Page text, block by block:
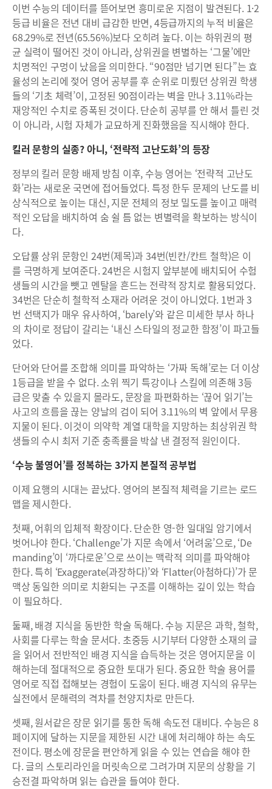
이번 수능의 데이터를 뜯어보면 흥미로운 지점이 발견된다. 1·2
등급 비율은 전년 대비 급감한 반면, 4등급까지의 누적 비율은
68.29%로 전년(65.56%)보다 오히려 높다. 이는 하위권의 평
균 실력이 떨어진 것이 아니라, 상위권을 변별하는 ‘그물’에만
치명적인 구멍이 났음을 의미한다. “90점만 넘기면 된다”는 효
율성의 논리에 젖어 영어 공부를 후 순위로 미뤘던 상위권 학생
들의 ‘기초 체력’이, 고정된 90점이라는 벽을 만나 3.11%라는
재앙적인 수치로 증폭된 것이다. 단순히 공부를 안 해서 틀린 것
이 아니라, 시험 자체가 교묘하게 진화했음을 직시해야 한다.
킬러 문항의 실종? 아니, ‘전략적 고난도화’의 등장
정부의 킬러 문항 배제 방침 이후, 수능 영어는 ‘전략적 고난도
화’라는 새로운 국면에 접어들었다. 특정 한두 문제의 난도를 비
상식적으로 높이는 대신, 지문 전체의 정보 밀도를 높이고 매력
적인 오답을 배치하여 숨 쉴 틈 없는 변별력을 확보하는 방식이
다.
오답률 상위 문항인 24번(제목)과 34번(빈칸/칸트 철학)은 이
를 극명하게 보여준다. 24번은 시험지 앞부분에 배치되어 수험
생들의 시간을 뺏고 멘탈을 흔드는 전략적 장치로 활용되었다.
34번은 단순히 철학적 소재라 어려운 것이 아니었다. 1번과 3
번 선택지가 매우 유사하여, ‘barely’와 같은 미세한 부사 하나
의 차이로 정답이 갈리는 ‘내신 스타일의 정교한 함정’이 파고들
었다.
단어와 단어를 조합해 의미를 파악하는 ‘가짜 독해’로는 더 이상
1등급을 받을 수 없다. 소위 찍기 특강이나 스킬에 의존해 3등
급은 맞출 수 있을지 몰라도, 문장을 파편화하는 ‘끊어 읽기’는
사고의 흐름을 끊는 양날의 검이 되어 3.11%의 벽 앞에서 무용
지물이 된다. 이것이 의약학 계열 대학을 지망하는 최상위권 학
생들의 수시 최저 기준 충족률을 박살 낸 결정적 원인이다.
‘수능 불영어’를 정복하는 3가지 본질적 공부법
이제 요행의 시대는 끝났다. 영어의 본질적 체력을 기르는 로드
맵을 제시한다.
첫째, 어휘의 입체적 확장이다. 단순한 영-한 일대일 암기에서
벗어나야 한다. ‘Challenge’가 지문 속에서 ‘어려움’으로, ‘De
manding’이 ‘까다로운’으로 쓰이는 맥락적 의미를 파악해야
한다. 특히 ‘Exaggerate(과장하다)’와 ‘Flatter(아첨하다)’가 문
맥상 동일한 의미로 치환되는 구조를 이해하는 깊이 있는 학습
이 필요하다.
둘째, 배경 지식을 동반한 학술 독해다. 수능 지문은 과학, 철학,
사회를 다루는 학술 문서다. 초중등 시기부터 다양한 소재의 글
을 읽어서 전반적인 배경 지식을 습득하는 것은 영어지문을 이
해하는데 절대적으로 중요한 토대가 된다. 중요한 학술 용어를
영어로 직접 접해보는 경험이 도움이 된다. 배경 지식의 유무는
실전에서 문해력의 격차를 천양지차로 만든다.
셋째, 원서같은 장문 읽기를 통한 독해 속도전 대비다. 수능은 8
페이지에 달하는 지문을 제한된 시간 내에 처리해야 하는 속도
전이다. 평소에 장문을 편안하게 읽을 수 있는 연습을 해야 한
다. 글의 스토리라인을 머릿속으로 그려가며 지문의 상황을 기
승전결 파악하며 읽는 습관을 들여야 한다.